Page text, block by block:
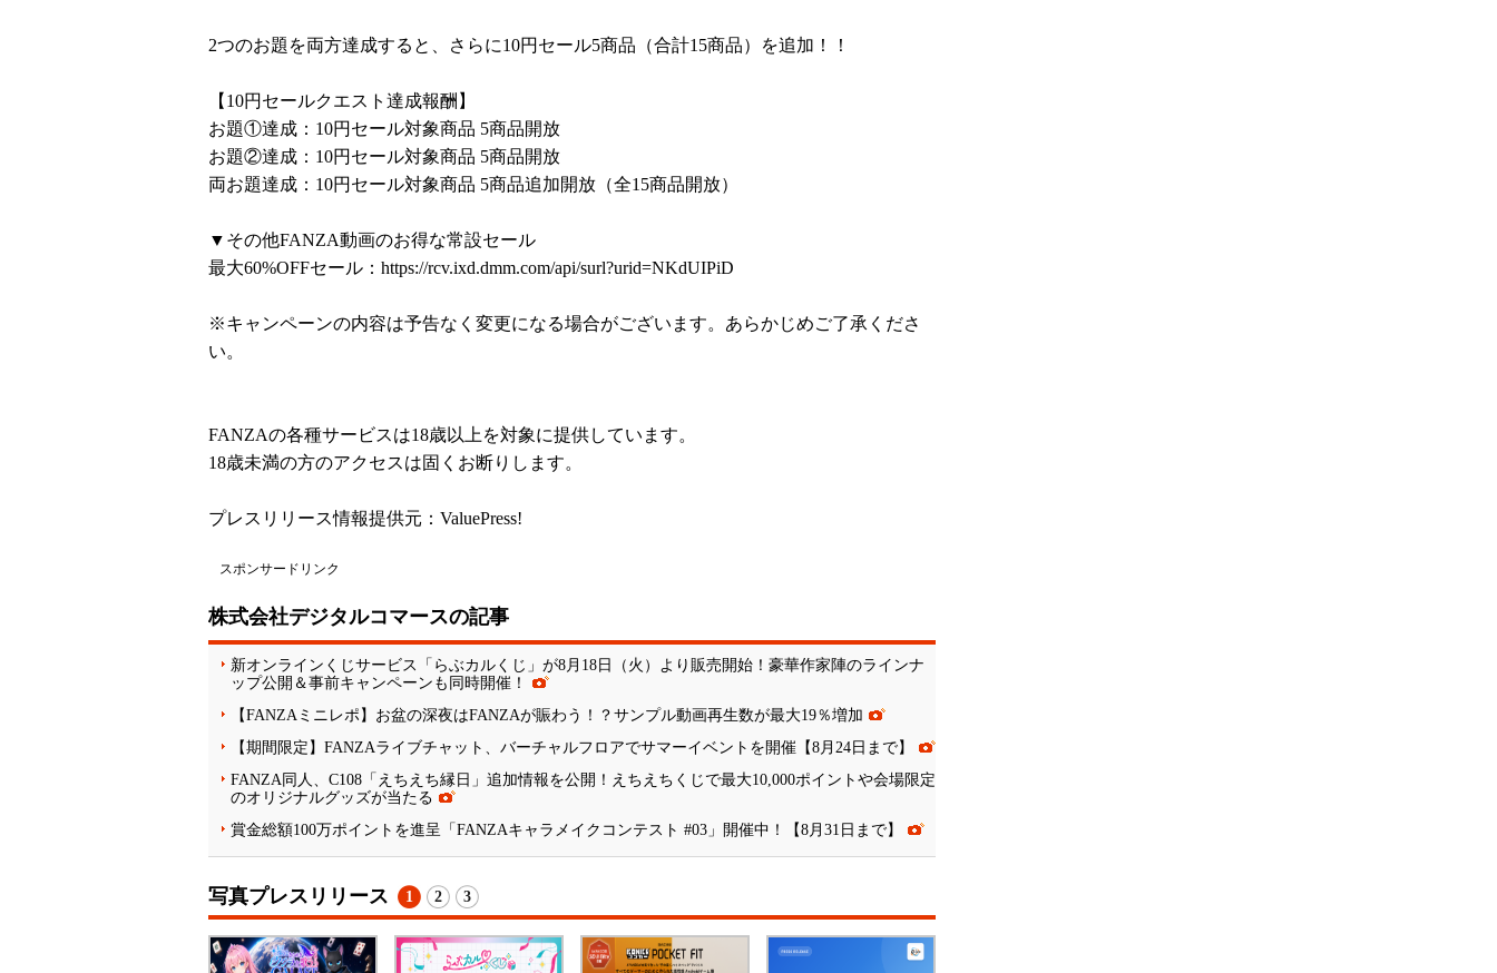
2つのお題を両方達成すると、さらに10円セール5商品（合計15商品）を追加！！
【10円セールクエスト達成報酬】
お題①達成：10円セール対象商品 5商品開放
お題②達成：10円セール対象商品 5商品開放
両お題達成：10円セール対象商品 5商品追加開放（全15商品開放）
▼その他FANZA動画のお得な常設セール
最大60%OFFセール： https://rcv.ixd.dmm.com/api/surl?urid=NKdUIPiD
※キャンペーンの内容は予告なく変更になる場合がございます。あらかじめご了承くださ
い。
FANZAの各種サービスは18歳以上を対象に提供しています。
18歳未満の方のアクセスは固くお断りします。
プレスリリース情報提供元： ValuePress!
スポンサードリンク
株式会社デジタルコマースの記事
新オンラインくじサービス「らぶカルくじ」が8月18日（火）より販売開始！豪華作家陣のラインナ
ップ公開＆事前キャンペーンも同時開催！
【FANZAミニレポ】お盆の深夜はFANZAが賑わう！？サンプル動画再生数が最大19％増加
【期間限定】FANZAライブチャット、バーチャルフロアでサマーイベントを開催【8月24日まで】
FANZA同人、C108「えちえち縁日」追加情報を公開！えちえちくじで最大10,000ポイントや会場限定
のオリジナルグッズが当たる
賞金総額100万ポイントを進呈「FANZAキャラメイクコンテスト #03」開催中！【8月31日まで】
写真プレスリリース 1 2 3